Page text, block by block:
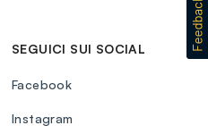
SEGUICI SUI SOCIAL
Facebook
Instagram